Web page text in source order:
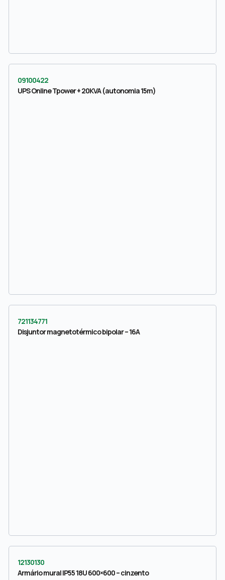
09100422
UPS Online Tpower + 20KVA (autonomia 15m)
721134771
Disjuntor magnetotérmico bipolar – 16A
12130130
Armário mural IP55 18U 600×600 – cinzento